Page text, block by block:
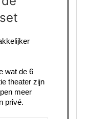
wat de 6
theater zijn
meer
privé.